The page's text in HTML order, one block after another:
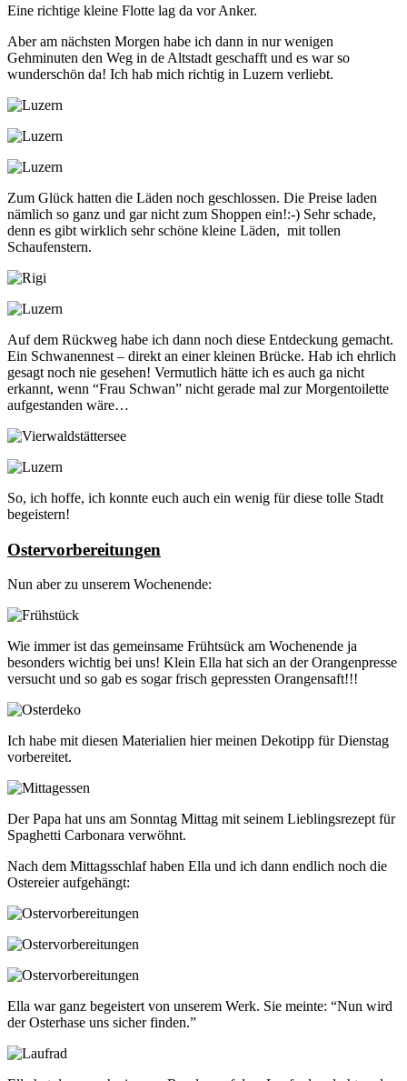
Eine richtige kleine Flotte lag da vor Anker.
Aber am nächsten Morgen habe ich dann in nur wenigen
Gehminuten den Weg in de Altstadt geschafft und es war so
wunderschön da! Ich hab mich richtig in Luzern verliebt.
Zum Glück hatten die Läden noch geschlossen. Die Preise laden
nämlich so ganz und gar nicht zum Shoppen ein!:-) Sehr schade,
denn es gibt wirklich sehr schöne kleine Läden, mit tollen
Schaufenstern.
Auf dem Rückweg habe ich dann noch diese Entdeckung gemacht.
Ein Schwanennest – direkt an einer kleinen Brücke. Hab ich ehrlich
gesagt noch nie gesehen! Vermutlich hätte ich es auch ga nicht
erkannt, wenn “Frau Schwan” nicht gerade mal zur Morgentoilette
aufgestanden wäre…
So, ich hoffe, ich konnte euch auch ein wenig für diese tolle Stadt
begeistern!
Ostervorbereitungen
Nun aber zu unserem Wochenende:
Wie immer ist das gemeinsame Frühtsück am Wochenende ja
besonders wichtig bei uns! Klein Ella hat sich an der Orangenpresse
versucht und so gab es sogar frisch gepressten Orangensaft!!!
Ich habe mit diesen Materialien hier meinen Dekotipp für Dienstag
vorbereitet.
Der Papa hat uns am Sonntag Mittag mit seinem Lieblingsrezept für
Spaghetti Carbonara verwöhnt.
Nach dem Mittagsschlaf haben Ella und ich dann endlich noch die
Ostereier aufgehängt:
Ella war ganz begeistert von unserem Werk. Sie meinte: “Nun wird
der Osterhase uns sicher finden.”